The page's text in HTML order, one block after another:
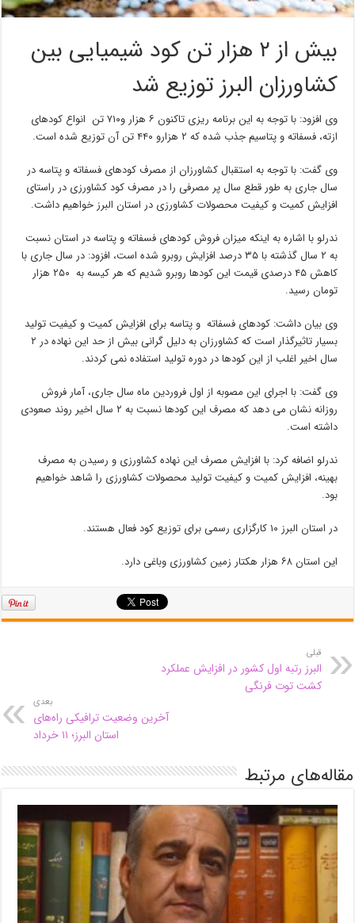
بیش از ۲ هزار تن کود شیمیایی بین
کشاورزان البرز توزیع شد
وی افزود: با توجه به این برنامه ریزی تاکنون ۶ هزار و۷۱۰ تن انواع کودهای
ازته، فسفاته و پتاسیم جذب شده که ۲ هزارو ۴۴۰ تن آن توزیع شده است.
وی گفت: با توجه به استقبال کشاورزان از مصرف کودهای فسفاته و پتاسه در
سال جاری به طور قطع سال پر مصرفی را در مصرف کود کشاورزی در راستای
افزایش کمیت و کیفیت محصولات کشاورزی در استان البرز خواهیم داشت.
ندرلو با اشاره به اینکه میزان فروش کودهای فسفاته و پتاسه در استان نسبت
به ۲ سال گذشته با ۳۵ درصد افزایش روبرو شده است، افزود: در سال جاری با
کاهش ۴۵ درصدی قیمت این کودها روبرو شدیم که هر کیسه به ۲۵۰ هزار
تومان رسید.
وی بیان داشت: کودهای فسفاته و پتاسه برای افزایش کمیت و کیفیت تولید
بسیار تاثیرگذار است که کشاورزان به دلیل گرانی بیش از حد این نهاده در ۲
سال اخیر اغلب از این کودها در دوره تولید استفاده نمی کردند.
وی گفت: با اجرای این مصوبه از اول فروردین ماه سال جاری، آمار فروش
روزانه نشان می دهد که مصرف این کودها نسبت به ۲ سال اخیر روند صعودی
داشته است.
ندرلو اضافه کرد: با افزایش مصرف این نهاده کشاورزی و رسیدن به مصرف
بهینه، افزایش کمیت و کیفیت تولید محصولات کشاورزی را شاهد خواهیم
بود.
در استان البرز ۱۰ کارگزاری رسمی برای توزیع کود فعال هستند.
این استان ۶۸ هزار هکتار زمین کشاورزی وباغی دارد.
قبلی
البرز رتبه اول کشور در افزایش عملکرد
کشت توت فرنگی
بعدی
آخرین وضعیت ترافیکی راه‌های
استان البرز؛ ۱۱ خرداد
مقاله‌های مرتبط